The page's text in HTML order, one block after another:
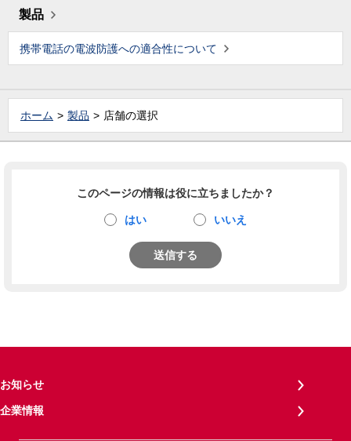
製品
携帯電話の電波防護への適合性について
ホーム 製品 店舗の選択
このページの情報は役に立ちましたか？
はい いいえ
送信する
お知らせ
企業情報